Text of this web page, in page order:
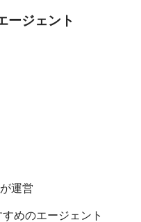
ージェント
運営
めのエージェント